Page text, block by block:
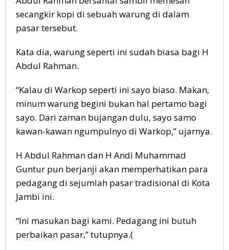
secangkir kopi di sebuah warung di dalam
pasar tersebut.
Kata dia, warung seperti ini sudah biasa bagi H
Abdul Rahman.
“Kalau di Warkop seperti ini sayo biaso. Makan,
minum warung begini bukan hal pertamo bagi
sayo. Dari zaman bujangan dulu, sayo samo
kawan-kawan ngumpulnyo di Warkop,” ujarnya.
H Abdul Rahman dan H Andi Muhammad
Guntur pun berjanji akan memperhatikan para
pedagang di sejumlah pasar tradisional di Kota
Jambi ini.
“Ini masukan bagi kami. Pedagang ini butuh
perbaikan pasar,” tutupnya.(